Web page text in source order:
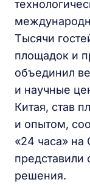
Тысячи
площадок и
объединил
и научные
Китая, став
и опытом,
«24 часа» на
решения.